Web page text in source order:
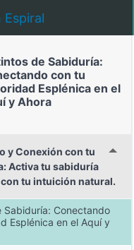
Instintos de
Espiral
de Sabiduría:
con tu
Esplénica en el
y Ahora
y Conexión con tu
Activa tu sabiduría
tu intuición natural.
Sabiduría: Conectando
Esplénica en el Aquí y